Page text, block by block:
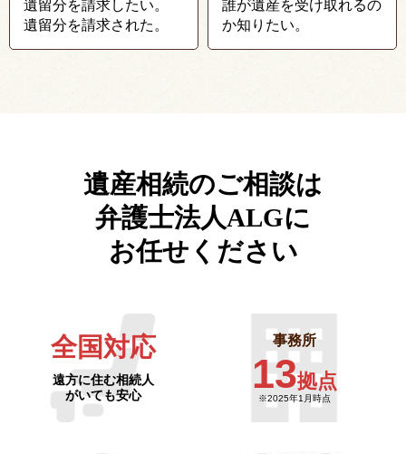
遺留分を請求したい。
遺留分を請求された。
誰が遺産を受け取れるの
か知りたい。
遺産相続のご相談は
弁護士法人ALGに
お任せください
全国対応
遠方に住む相続人
がいても安心
事務所
13拠点
※2025年1月時点